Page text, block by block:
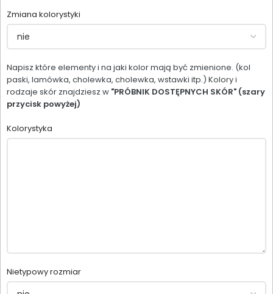
Zmiana kolorystyki
Napisz które elementy i na jaki kolor mają być zmienione. (kol
paski, lamówka, cholewka, cholewka, wstawki itp.) Kolory i
rodzaje skór znajdziesz w "PRÓBNIK DOSTĘPNYCH SKÓR" (szary
przycisk powyżej)
Kolorystyka
Nietypowy rozmiar